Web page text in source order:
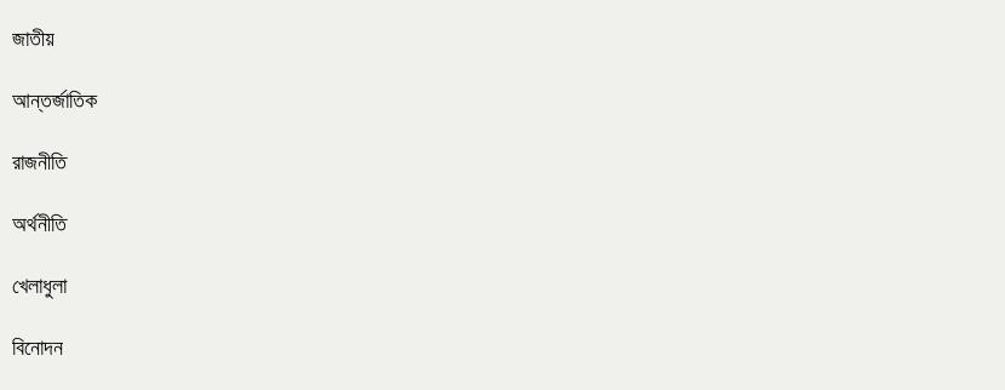
জাতীয়
আন্তর্জাতিক
রাজনীতি
অর্থনীতি
খেলাধুলা
বিনোদন